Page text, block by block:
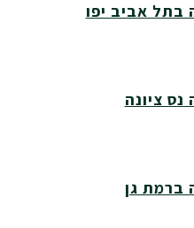
בתל אביב יפו
נס ציונה
ברמת גן